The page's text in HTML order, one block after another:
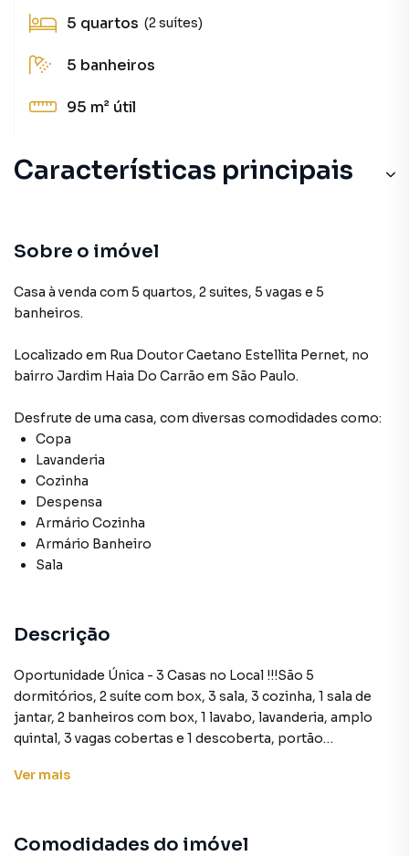
5 quartos (2 suítes)
5 banheiros
95 m² útil
Características principais
Sobre o imóvel
Casa à venda com 5 quartos, 2 suites, 5 vagas e 5
banheiros.
Localizado em Rua Doutor Caetano Estellita Pernet, no
bairro Jardim Haia Do Carrão em São Paulo.
Desfrute de uma casa, com diversas comodidades como:
Copa
Lavanderia
Cozinha
Despensa
Armário Cozinha
Armário Banheiro
Sala
Descrição
Oportunidade Única - 3 Casas no Local !!!São 5
dormitórios, 2 suíte com box, 3 sala, 3 cozinha, 1 sala de
jantar, 2 banheiros com box, 1 lavabo, lavanderia, amplo
quintal, 3 vagas cobertas e 1 descoberta, portão
piso cerâmica.Entre em contato e agende uma visita com
Ver mais
Comodidades do imóvel